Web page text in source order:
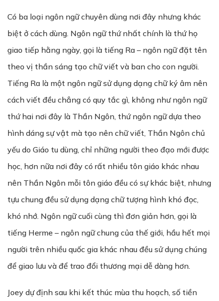
Có ba loại ngôn ngữ chuyên dùng nơi đây nhưng khác
biệt ở cách dùng. Ngôn ngữ thứ nhất chính là thứ họ
giao tiếp hằng ngày, gọi là tiếng Ra – ngôn ngữ đặt tên
theo vị thần sáng tạo chữ viết và ban cho con người.
Tiếng Ra là một ngôn ngữ sử dụng dạng chữ ký âm nên
cách viết đều chẳng có quy tắc gì, không như ngôn ngữ
thứ hai nơi đây là Thần Ngôn, thứ ngôn ngữ dựa theo
hình dáng sự vật mà tạo nên chữ viết, Thần Ngôn chủ
yếu do Giáo tu dùng, chỉ những người theo đạo mới được
học, hơn nữa nơi đây có rất nhiều tôn giáo khác nhau
nên Thần Ngôn mỗi tôn giáo đều có sự khác biệt, nhưng
tựu chung đều sử dụng dạng chữ tượng hình khó đọc,
khó nhớ. Ngôn ngữ cuối cùng thì đơn giản hơn, gọi là
tiếng Herme – ngôn ngữ chung của thế giới, hầu hết mọi
người trên nhiều quốc gia khác nhau đều sử dụng chúng
để giao lưu và để trao đổi thương mại dễ dàng hơn.
Joey dự định sau khi kết thúc mùa thu hoạch, số tiền